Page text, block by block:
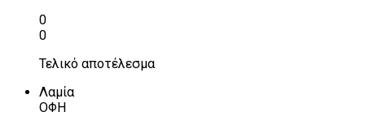
0
0
Τελικό αποτέλεσμα
Λαμία
ΟΦΗ